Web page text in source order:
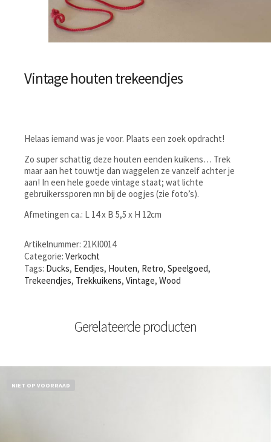
Vintage houten trekeendjes
Helaas iemand was je voor. Plaats een zoek opdracht!
Zo super schattig deze houten eenden kuikens… Trek
maar aan het touwtje dan waggelen ze vanzelf achter je
aan! In een hele goede vintage staat; wat lichte
gebruikerssporen mn bij de oogjes (zie foto’s).
Afmetingen ca.: L 14 x B 5,5 x H 12cm
Artikelnummer: 21KI0014
Categorie: Verkocht
Tags: Ducks, Eendjes, Houten, Retro, Speelgoed,
Trekeendjes, Trekkuikens, Vintage, Wood
Gerelateerde producten
NIET OP VOORRAAD